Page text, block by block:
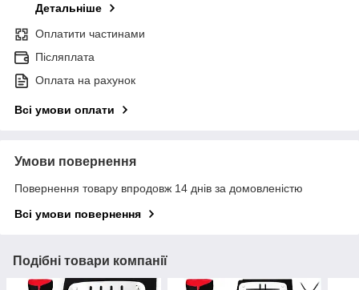
Детальніше
Оплатити частинами
Післяплата
Оплата на рахунок
Всі умови оплати
Умови повернення
Повернення товару впродовж 14 днів за домовленістю
Всі умови повернення
Подібні товари компанії